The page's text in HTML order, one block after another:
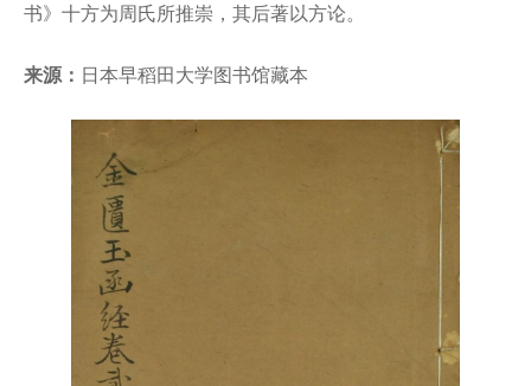
书》十方为周氏所推崇，其后著以方论。
来源： 日本早稻田大学图书馆藏本